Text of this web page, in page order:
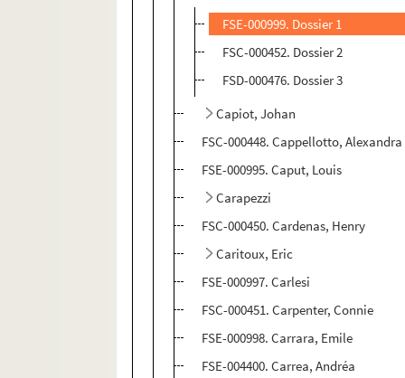
FSE-000999. Dossier 1
FSC-000452. Dossier 2
FSD-000476. Dossier 3
Capiot, Johan
FSC-000448. Cappellotto, Alexandra
FSE-000995. Caput, Louis
Carapezzi
FSC-000450. Cardenas, Henry
Caritoux, Eric
FSE-000997. Carlesi
FSC-000451. Carpenter, Connie
FSE-000998. Carrara, Emile
FSE-004400. Carrea, Andréa